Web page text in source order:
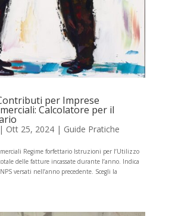
per Imprese
Calcolatore per il
| Ott 25, 2024| Guide Pratiche
Regime forfettario Istruzioni per l’Utilizzo
delle fatture incassate durante l’anno. Indica
versati nell’anno precedente. Scegli la